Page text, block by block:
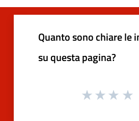
Quanto sono chiare le
su questa pagina?